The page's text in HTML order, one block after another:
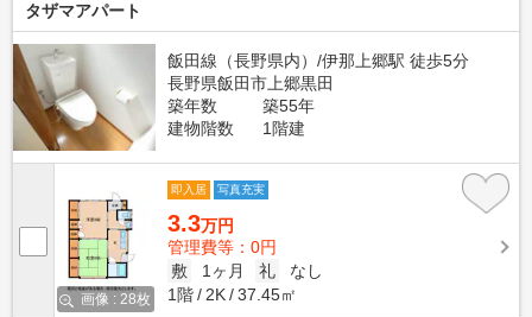
タザマアパート
飯田線（長野県内）/伊那上郷駅 徒歩5分
長野県飯田市上郷黒田
築年数
築55年
建物階数
1階建
画像 : 28枚
即入居 写真充実
3.3万円
管理費等：0円
敷
1ヶ月 礼
なし
1階
2K 37.45㎡